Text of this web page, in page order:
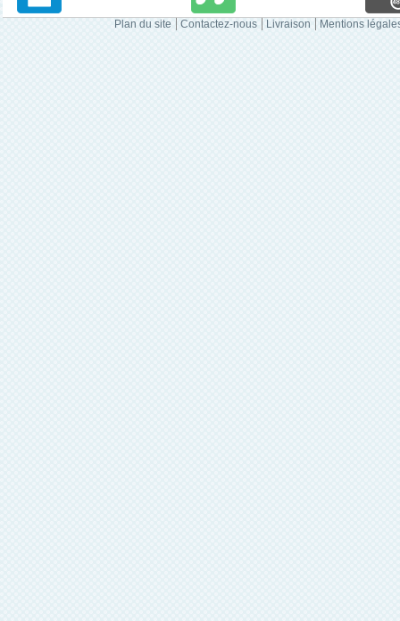
Plan du site Contactez-nous Livraison Mentions